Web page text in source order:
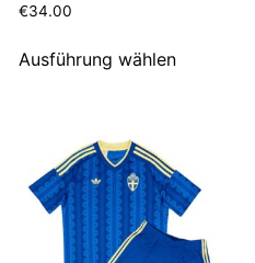
€34.00
Ausführung wählen